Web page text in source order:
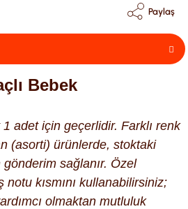
Paylaş
Bebek
1 adet için geçerlidir. Farklı renk
(asorti) ürünlerde, stoktaki
sağlanır. Özel
kısmını kullanabilirsiniz;
olmaktan mutluluk